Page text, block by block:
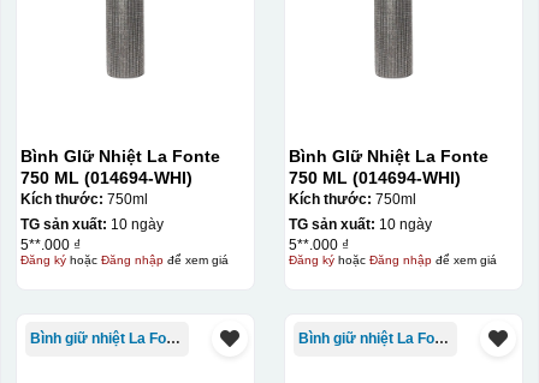
Chén sau khi được dán xong (chưa nung)
Bình GIữ Nhiệt La Fonte
750 ML (014694-WHI)
Kích thước: 750ml
TG sản xuất: 10 ngày
5**.000 ₫
Đăng kýhoặc Đăng nhậpđể xem giá
Bình GIữ Nhiệt La Fonte
750 ML (014694-WHI)
Kích thước: 750ml
TG sản xuất: 10 ngày
5**.000 ₫
Đăng kýhoặc Đăng nhậpđể xem giá
Bình giữ nhiệt La Fonte Bình giữ nhiệt La Fonte